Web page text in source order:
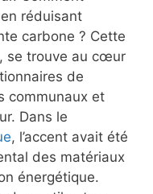
réduisant
carbone ? Cette
se trouve au cœur
de
communaux et
Dans le
, l’accent avait été
des matériaux
énergétique.